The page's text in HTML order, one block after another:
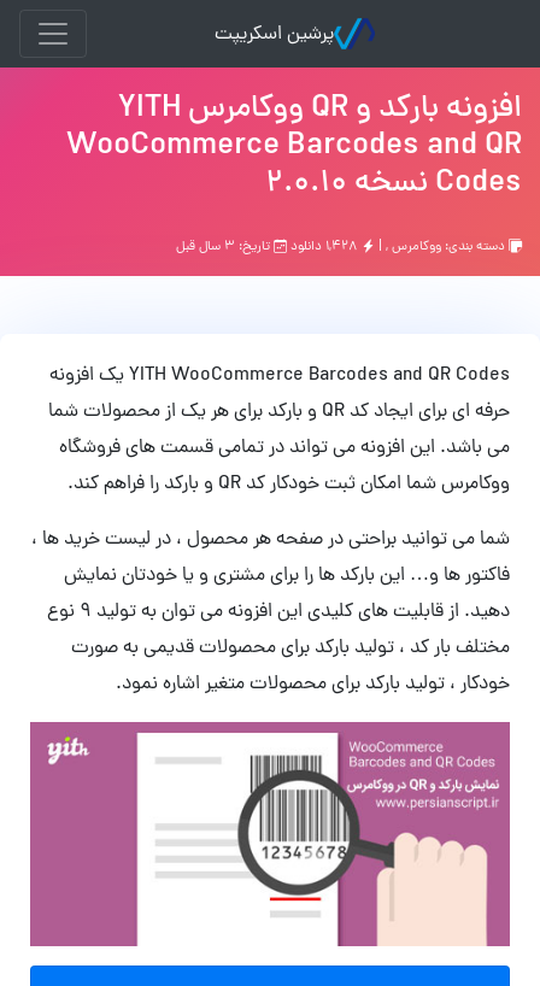
پرشین اسکریپت
افزونه بارکد و QR ووکامرس YITH
WooCommerce Barcodes and QR
Codes نسخه 2.0.10
دسته بندی: ووکامرس, | تاریخ: ۳ سال قبل
YITH WooCommerce Barcodes and QR Codes یک افزونه
حرفه ای برای ایجاد کد QR و بارکد برای هر یک از محصولات شما
می باشد. این افزونه می تواند در تمامی قسمت های فروشگاه
ووکامرس شما امکان ثبت خودکار کد QR و بارکد را فراهم کند.
شما می توانید براحتی در صفحه هر محصول ، در لیست خرید ها ،
فاکتور ها و… این بارکد ها را برای مشتری و یا خودتان نمایش
دهید. از قابلیت های کلیدی این افزونه می توان به تولید ۹ نوع
مختلف بار کد ، تولید بارکد برای محصولات قدیمی به صورت
خودکار ، تولید بارکد برای محصولات متغیر اشاره نمود.